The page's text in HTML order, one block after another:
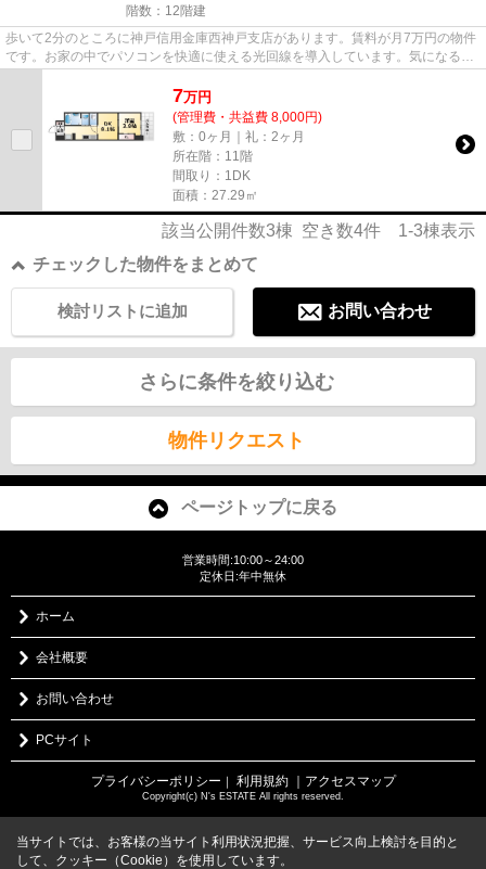
階数：12階建
歩いて2分のところに神戸信用金庫西神戸支店があります。賃料が月7万円の物件
です。お家の中でパソコンを快適に使える光回線を導入しています。気になるイ
7万円
(管理費・共益費 8,000円)
敷：0ヶ月｜礼：2ヶ月
所在階：11階
間取り：1DK
面積：27.29㎡
該当公開件数3棟 空き数4件 1-3棟表示
チェックした物件をまとめて
お問い合わせ
検討リストに追加
さらに条件を絞り込む
物件リクエスト
ページトップに戻る
営業時間:10:00～24:00
定休日:年中無休
ホーム
会社概要
お問い合わせ
PCサイト
プライバシーポリシー ｜ 利用規約 ｜アクセスマップ
Copyright(c) N's ESTATE All rights reserved.
当サイトでは、お客様の当サイト利用状況把握、サービス向上検討を目的と
して、クッキー（Cookie）を使用しています。